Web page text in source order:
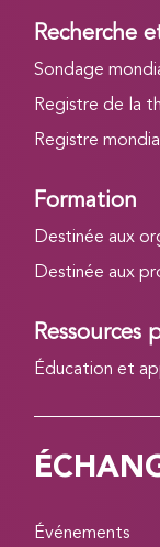
Recherche
Sondage
Registre de la
Registre
Formation
Destinée aux
Destinée aux
Ressources
Éducation et
Événements